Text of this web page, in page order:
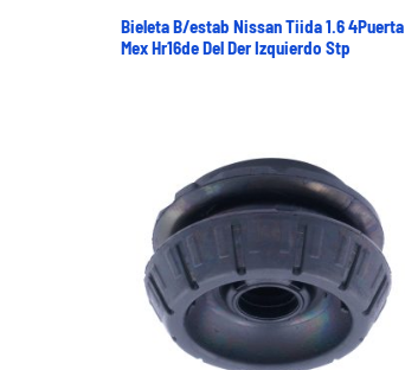
Bieleta B/estab Nissan Tiida 1.6 4Puerta
Mex Hr16de Del Der Izquierdo Stp